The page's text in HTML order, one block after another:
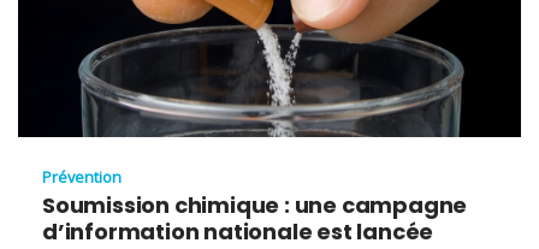
Prévention
Soumission chimique : une campagne
d’information nationale est lancée